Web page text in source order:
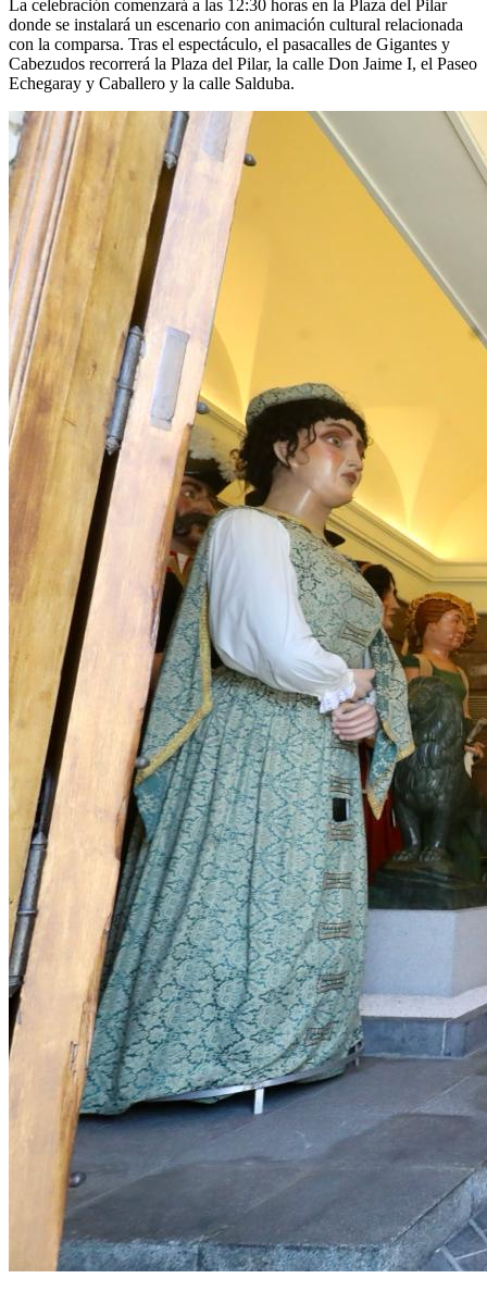
La celebración comenzará a las 12:30 horas en la Plaza del Pilar
donde se instalará un escenario con animación cultural relacionada
con la comparsa. Tras el espectáculo, el pasacalles de Gigantes y
Cabezudos recorrerá la Plaza del Pilar, la calle Don Jaime I, el Paseo
Echegaray y Caballero y la calle Salduba.